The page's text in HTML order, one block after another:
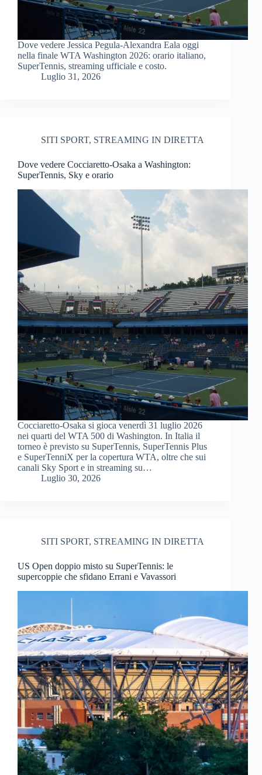
Dove vedere Jessica Pegula-Alexandra Eala oggi
nella finale WTA Washington 2026: orario italiano,
SuperTennis, streaming ufficiale e costo.
Luglio 31, 2026
SITI SPORT, STREAMING IN DIRETTA
Dove vedere Cocciaretto-Osaka a Washington:
SuperTennis, Sky e orario
Cocciaretto-Osaka si gioca venerdì 31 luglio 2026
nei quarti del WTA 500 di Washington. In Italia il
torneo è previsto su SuperTennis, SuperTennis Plus
e SuperTenniX per la copertura WTA, oltre che sui
canali Sky Sport e in streaming su…
Luglio 30, 2026
SITI SPORT, STREAMING IN DIRETTA
US Open doppio misto su SuperTennis: le
supercoppie che sfidano Errani e Vavassori